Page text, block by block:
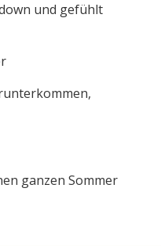
und gefühlt
ganzen Sommer